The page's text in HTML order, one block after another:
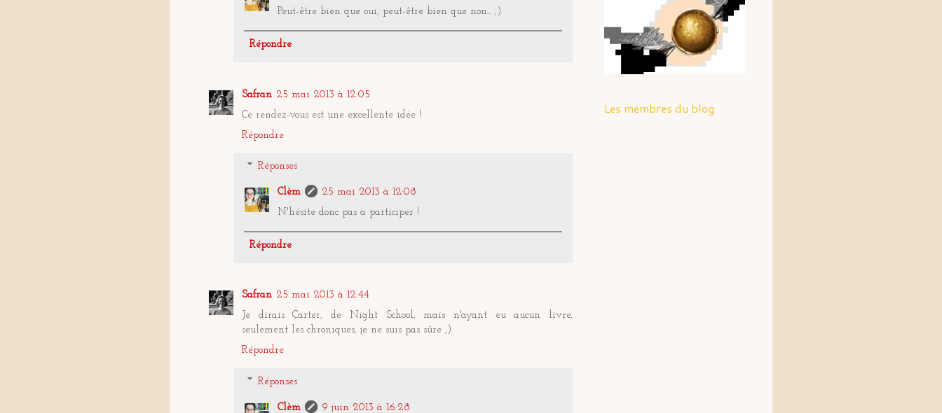
Peut-être bien que oui, peut-être bien que non... ;)
Répondre
Safran 25 mai 2013 à 12:05
Ce rendez-vous est une excellente idée !
Répondre
Réponses
Clèm
25 mai 2013 à 12:08
N'hésite donc pas à participer !
Répondre
Safran 25 mai 2013 à 12:44
Je dirais Carter, de Night School, mais n'ayant eu aucun livre,
seulement les chroniques, je ne suis pas sûre ;)
Répondre
Réponses
Clèm
9 juin 2013 à 16:28
Les membres du blog